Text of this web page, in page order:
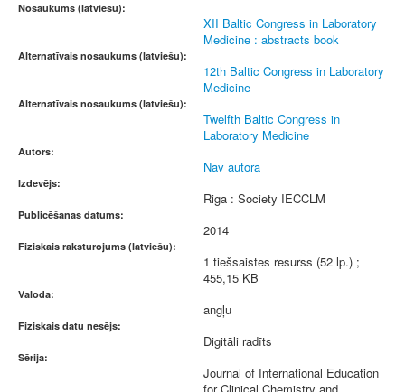
Nosaukums (latviešu):
XII Baltic Congress in Laboratory
Medicine : abstracts book
Alternatīvais nosaukums (latviešu):
12th Baltic Congress in Laboratory
Medicine
Alternatīvais nosaukums (latviešu):
Twelfth Baltic Congress in
Laboratory Medicine
Autors:
Nav autora
Izdevējs:
Riga : Society IECCLM
Publicēšanas datums:
2014
Fiziskais raksturojums (latviešu):
1 tiešsaistes resurss (52 lp.) ;
455,15 KB
Valoda:
angļu
Fiziskais datu nesējs:
Digitāli radīts
Sērija:
Journal of International Education